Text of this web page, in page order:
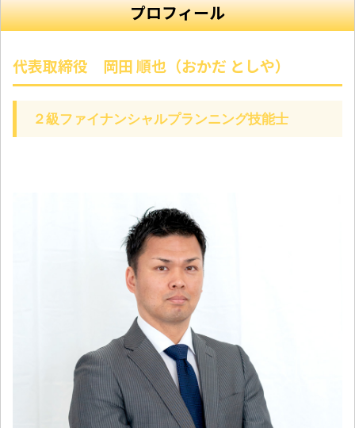
プロフィール
代表取締役 岡田 順也（おかだ としや）
２級ファイナンシャルプランニング技能士